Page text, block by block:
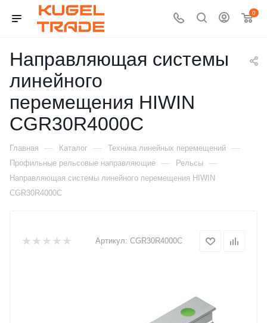
0
Направляющая системы
линейного
перемещения HIWIN
CGR30R4000C
Главная — Каталог — Техника линейных перемещений —
Профильные рельсовые направляющие — Рельсы —
Направляющая системы линейного перемещения HIWIN
CGR30R4000C
Артикул: CGR30R4000C